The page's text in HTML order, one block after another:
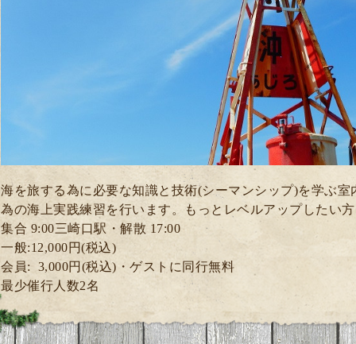
海を旅する為に必要な知識と技術(シーマンシップ)を学ぶ室
為の海上実践練習を行います。
もっとレベルアップしたい方
集合 9:00三崎口駅・解散 17:00
一般:12,000円(税込)
会員: 3,000円(税込)・ゲスト に同行無料
最少催行人数2名